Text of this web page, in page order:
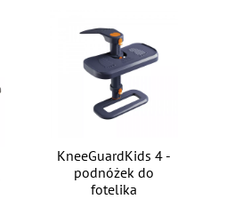
KneeGuardKids 4 -
podnóżek do
fotelika